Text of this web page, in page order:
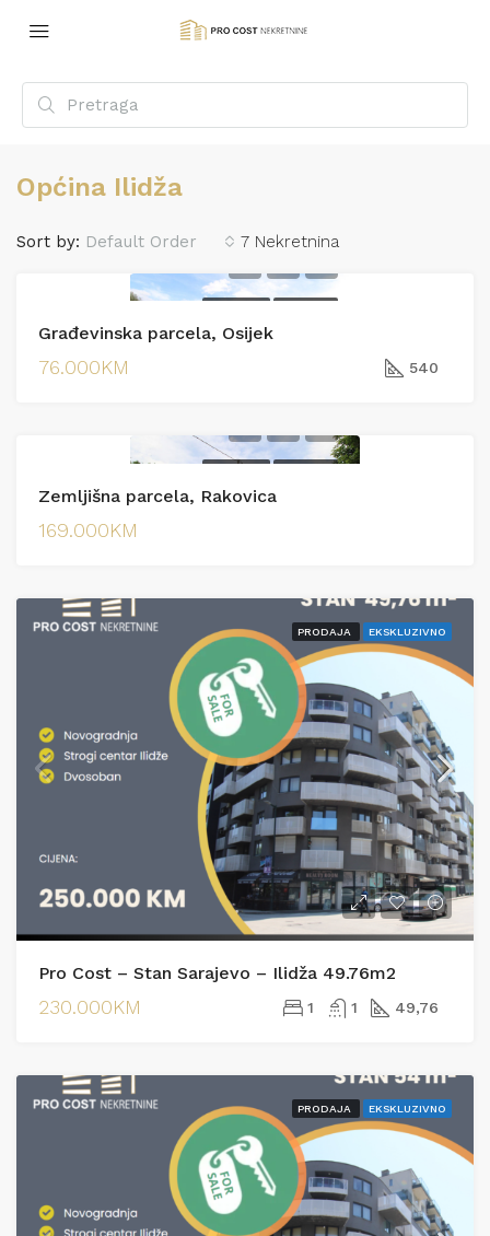
Općina Ilidža
7 Nekretnina
Sort by: Default Order
Građevinska parcela, Osijek
76.000KM 540
Zemljišna parcela, Rakovica
169.000KM
PRODAJA EKSKLUZIVNO
Pro Cost – Stan Sarajevo – Ilidža 49.76m2
230.000KM 1 1 49,76
PRODAJA EKSKLUZIVNO